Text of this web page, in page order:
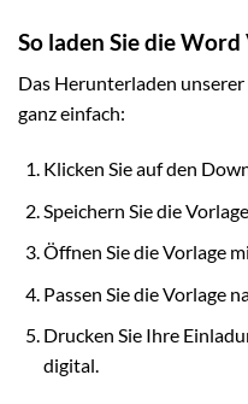
So laden Sie die
Das Herunterladen
ganz einfach:
Klicken Sie auf den
Speichern Sie die
Öffnen Sie die Vorlage
Passen Sie die Vorlage
Drucken Sie Ihre
digital.